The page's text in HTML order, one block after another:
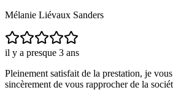
Mélanie Liévaux Sanders
il y a presque 3 ans
Pleinement satisfait de la prestation, je
sincèrement de vous rapprocher de la